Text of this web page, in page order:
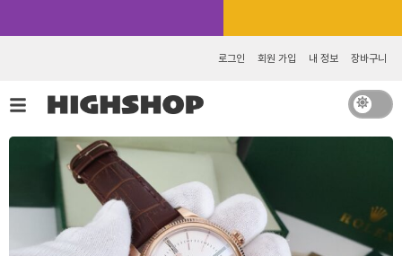
건
너
뛰
로그인 회원 가입 내 정보 장바구니